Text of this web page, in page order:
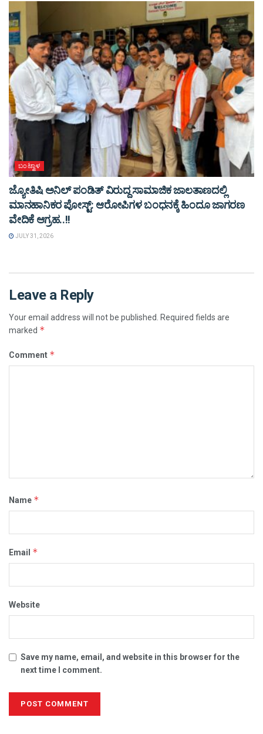
ಬಂಟ್ವಾಳ
ಜ್ಯೋತಿಷಿ ಅನಿಲ್ ಪಂಡಿತ್ ವಿರುದ್ದ ಸಾಮಾಜಿಕ ಜಾಲತಾಣದಲ್ಲಿ
ಮಾನಹಾನಿಕರ ಪೋಸ್ಟ್: ಆರೋಪಿಗಳ ಬಂಧನಕ್ಕೆ ಹಿಂದೂ ಜಾಗರಣ
ವೇದಿಕೆ ಆಗ್ರಹ..!!
JULY 31, 2026
Leave a Reply
Your email address will not be published.
Required fields are
marked *
Comment *
Name *
Email *
Website
Save my name, email, and website in this browser for the
next time I comment.